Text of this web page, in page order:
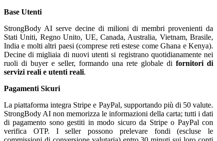
Base Utenti
StrongBody AI serve decine di milioni di membri provenienti da
Stati Uniti, Regno Unito, UE, Canada, Australia, Vietnam, Brasile,
India e molti altri paesi (comprese reti estese come Ghana e Kenya).
Decine di migliaia di nuovi utenti si registrano quotidianamente nei
ruoli di buyer e seller, formando una rete globale di fornitori di
servizi reali e utenti reali.
Pagamenti Sicuri
La piattaforma integra Stripe e PayPal, supportando più di 50 valute.
StrongBody AI non memorizza le informazioni della carta; tutti i dati
di pagamento sono gestiti in modo sicuro da Stripe o PayPal con
verifica OTP. I seller possono prelevare fondi (escluse le